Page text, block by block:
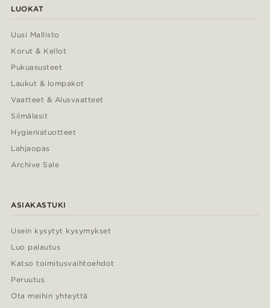
LUOKAT
Uusi Mallisto
Korut & Kellot
Pukuasusteet
Laukut & lompakot
Vaatteet & Alusvaatteet
Silmälasit
Hygieniatuotteet
Lahjaopas
Archive Sale
ASIAKASTUKI
Usein kysytyt kysymykset
Luo palautus
Katso toimitusvaihtoehdot
Peruutus
Ota meihin yhteyttä